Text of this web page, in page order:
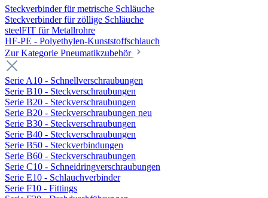
Steckverbinder für metrische Schläuche
Steckverbinder für zöllige Schläuche
steelFIT für Metallrohre
HF-PE - Polyethylen-Kunststoffschlauch
Zur Kategorie Pneumatikzubehör
Serie A10 - Schnellverschraubungen
Serie B10 - Steckverschraubungen
Serie B20 - Steckverschraubungen
Serie B20 - Steckverschraubungen neu
Serie B30 - Steckverschraubungen
Serie B40 - Steckverschraubungen
Serie B50 - Steckverbindungen
Serie B60 - Steckverschraubungen
Serie C10 - Schneidringverschraubungen
Serie E10 - Schlauchverbinder
Serie F10 - Fittings